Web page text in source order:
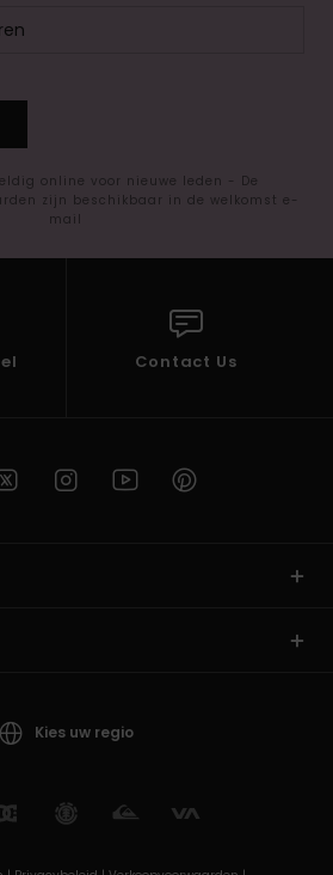
online voor nieuwe leden - De
zijn beschikbaar in de welkomst e-
mail
Contact Us
Kies uw regio